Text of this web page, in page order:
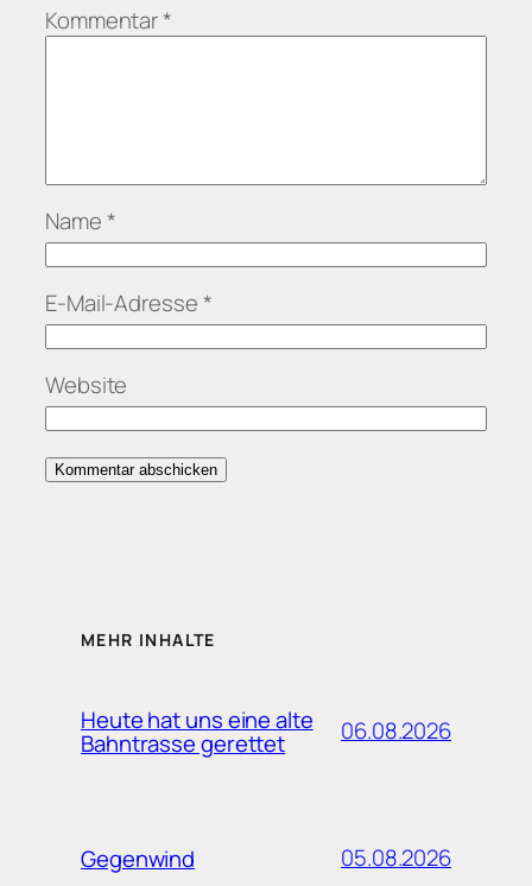
Kommentar*
Name *
E-Mail-Adresse *
Website
MEHR INHALTE
Heute hat uns eine alte
Bahntrasse gerettet 06.08.2026
Gegenwind 05.08.2026